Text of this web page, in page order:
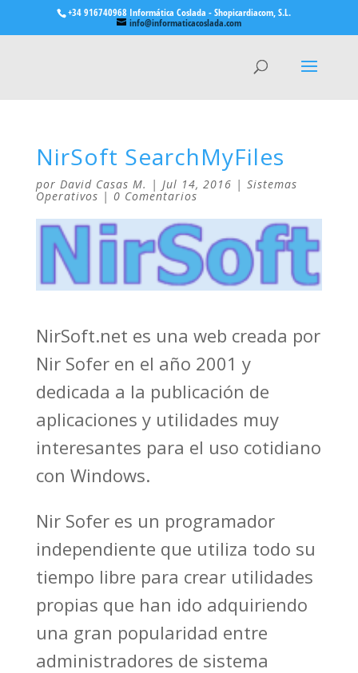
+34 916740968 Informática Coslada - Shopicardiacom, S.L.
info@informaticacoslada.com
NirSoft SearchMyFiles
por David Casas M. | Jul 14, 2016 | Sistemas
Operativos | 0 Comentarios
NirSoft.net es una web creada por
Nir Sofer en el año 2001 y
dedicada a la publicación de
aplicaciones y utilidades muy
interesantes para el uso cotidiano
con Windows.
Nir Sofer es un programador
independiente que utiliza todo su
tiempo libre para crear utilidades
propias que han ido adquiriendo
una gran popularidad entre
administradores de sistema